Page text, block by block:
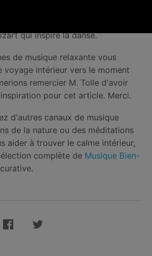
qui inspire la danse.
de musique relaxante vous
voyage intérieur vers le moment
remercier M. Tolle d'avoir
pour cet article. Merci.
d'autres canaux de musique
de la nature ou des méditations
aider à trouver le calme intérieur,
complète de Musique Bien-